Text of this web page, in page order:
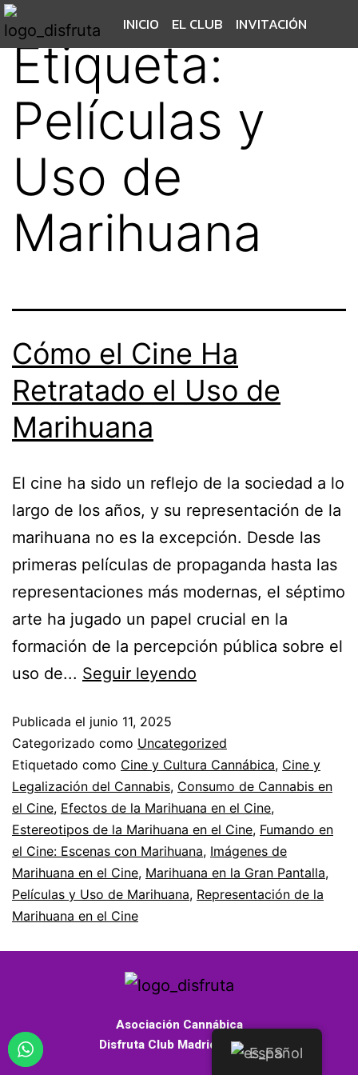
INICIO EL CLUB INVITACIÓN
Etiqueta:
Películas y
Uso de
Marihuana
Cómo el Cine Ha
Retratado el Uso de
Marihuana
El cine ha sido un reflejo de la sociedad a lo
largo de los años, y su representación de la
marihuana no es la excepción. Desde las
primeras películas de propaganda hasta las
representaciones más modernas, el séptimo
arte ha jugado un papel crucial en la
formación de la percepción pública sobre el
uso de... Seguir leyendo
Publicada el junio 11, 2025
Categorizado como Uncategorized
Etiquetado como Cine y Cultura Cannábica, Cine y
Legalización del Cannabis, Consumo de Cannabis en
el Cine, Efectos de la Marihuana en el Cine,
Estereotipos de la Marihuana en el Cine, Fumando en
el Cine: Escenas con Marihuana, Imágenes de
Marihuana en el Cine, Marihuana en la Gran Pantalla,
Películas y Uso de Marihuana, Representación de la
Marihuana en el Cine
Asociación Cannábica
Disfruta Club Madrid – 2026Español